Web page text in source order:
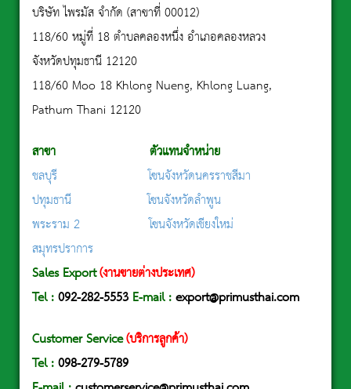
บริษัท ไพรมัส จำกัด (สาขาที่ 00012)
118/60 หมู่ที่ 18 ตำบลคลองหนึ่ง อำเภอคลองหลวง
จังหวัดปทุมธานี 12120
118/60 Moo 18 Khlong Nueng, Khlong Luang,
Pathum Thani 12120
สาขา ตัวแทนจำหน่าย
ชลบุรี
โซนจังหวัดนครราชสีมา
ปทุมธานี
โซนจังหวัดลำพูน
พระราม 2
โซนจังหวัดเชียงใหม่
สมุทรปราการ
Sales Export(งานขายต่างประเทศ)
Tel:092-282-5553 E-mail :export@primusthai.com
Customer Service(บริการลูกค้า)
Tel :098-279-5789